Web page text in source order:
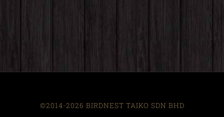
©2014-2026 BIRDNEST TAIKO SDN BHD